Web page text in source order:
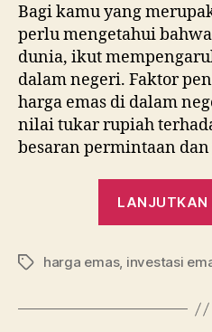
Bagi kamu yang
perlu mengetahui
dunia, ikut
dalam negeri. Faktor
harga emas di dalam
nilai tukar rupiah
besaran permintaan
LANJUTKAN
Tag harga emas, investasi